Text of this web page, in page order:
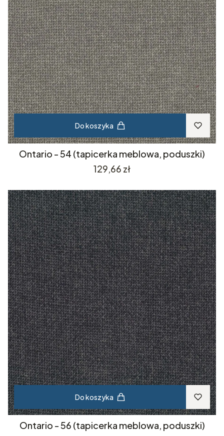
Do koszyka
Ontario - 54 (tapicerka meblowa, poduszki)
Cena
129,66 zł
Do koszyka
Ontario - 56 (tapicerka meblowa, poduszki)